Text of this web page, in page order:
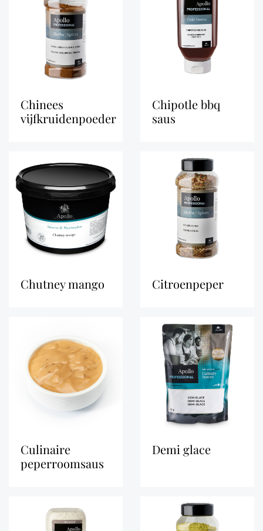
chinees
vijfkruidenpoeder
chipotle bbq
saus
chutney mango citroenpeper
culinaire
peperroomsaus
demi glace